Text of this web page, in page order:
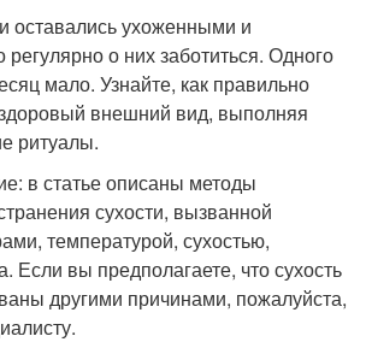
оставались ухоженными и
о них заботиться. Одного
мало. Узнайте, как правильно
внешний вид, выполняя
ритуалы.
в статье описаны методы
сухости, вызванной
температурой, сухостью,
Если вы предполагаете, что сухость
другими причинами, пожалуйста,